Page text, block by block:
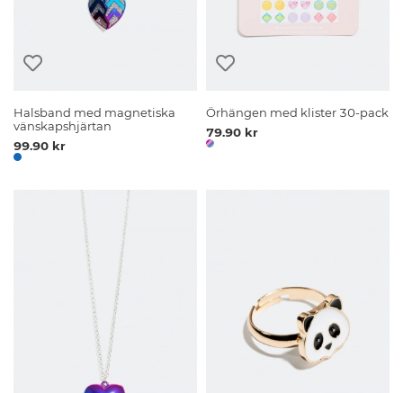
Halsband med magnetiska
vänskapshjärtan
99.90 kr
Örhängen med klister 30-pack
79.90 kr